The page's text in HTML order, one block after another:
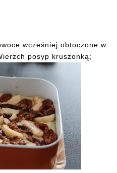
wcześniej obtoczone w
posyp kruszonką;